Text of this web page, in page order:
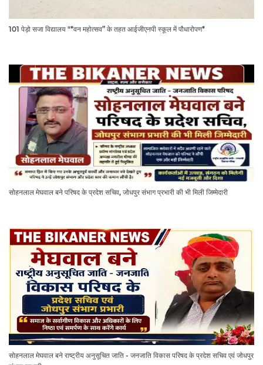
101 पेड़ो सजा विद्यालय "*वन महोत्सव” के तहत आईजीएनपी स्कूल में पौधारोपण*
सोहनलाल मेघवाल बने परिषद के प्रदेश सचिव, जोधपुर संभाग प्रभारी की भी मिली जिम्मेदारी
सोहनलाल मेघवाल बने राष्ट्रीय अनुसूचित जाति - जनजाति विकास परिषद के प्रदेश सचिव एवं जोधपुर